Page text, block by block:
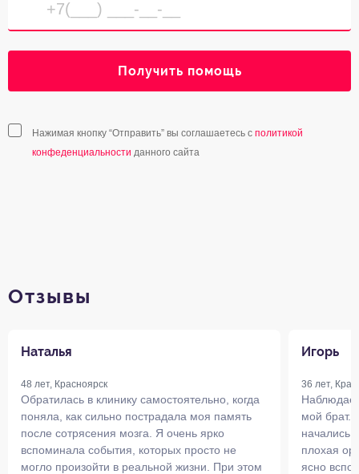
Получить помощь
Нажимая кнопку “Отправить” вы соглашаетесь с политикой
конфеденциальности данного сайта
Отзывы
Наталья
48 лет, Красноярск
Обратилась в клинику самостоятельно, когда
поняла, как сильно пострадала моя память
после сотрясения мозга. Я очень ярко
вспоминала события, которых просто не
могло произойти в реальной жизни. При этом
Игорь
36 лет,
мой брат.
начались
плохая
ясно